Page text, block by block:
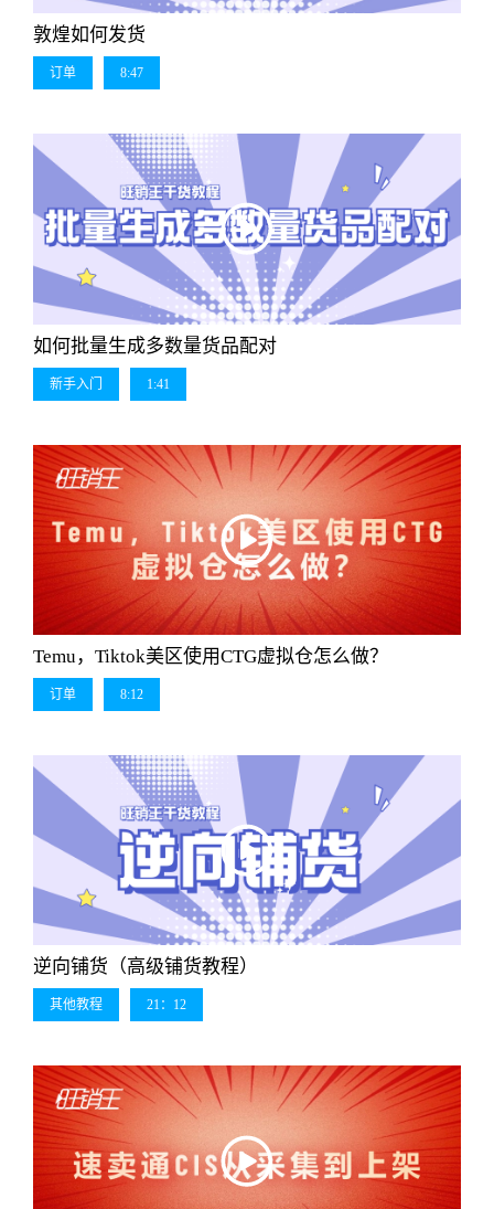
敦煌如何发货
订单 8:47
如何批量生成多数量货品配对
新手入门 1:41
Temu，Tiktok美区使用CTG虚拟仓怎么做？
订单 8:12
逆向铺货（高级铺货教程）
其他教程 21：12